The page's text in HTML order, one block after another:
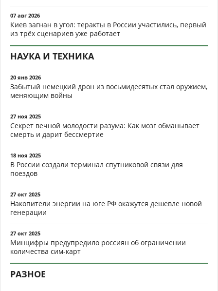
07 авг 2026
Киев загнан в угол: теракты в России участились, первый
из трёх сценариев уже работает
НАУКА И ТЕХНИКА
20 янв 2026
Забытый немецкий дрон из восьмидесятых стал оружием,
меняющим войны
27 ноя 2025
Секрет вечной молодости разума: Как мозг обманывает
смерть и дарит бессмертие
18 ноя 2025
В России создали терминал спутниковой связи для
поездов
27 окт 2025
Накопители энергии на юге РФ окажутся дешевле новой
генерации
27 окт 2025
Минцифры предупредило россиян об ограничении
количества сим-карт
РАЗНОЕ